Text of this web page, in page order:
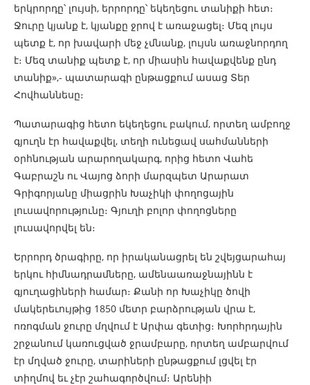
երկրորդը՝ լույսի, երրորդը՝ եկեղեցու տանիքի հետ։
Ջուրը կյանք է, կյանքը ջրով է առաջացել։ Մեզ լույս
պետք է, որ խավարի մեջ չմնանք, լույսն առաջնորդող
է։ Մեզ տանիք պետք է, որ միասին հավաքվենք ընդ
տանիք»,- պատարագի ընթացքում ասաց Տեր
Հովհաննեսը։
Պատարագից հետո եկեղեցու բակում, որտեղ ամբողջ
գյուղն էր հավաքվել, տեղի ունեցավ սահմանների
օրհնության արարողակարգ, որից հետո Վահե
Գաբրաշն ու Վայոց ձորի մարզպետ Արարատ
Գրիգորյանը միացրին Խաչիկի փողոցային
լուսավորությունը։ Գյուղի բոլոր փողոցները
լուսավորվել են։
Երրորդ ծրագիրը, որ իրականացրել են շվեյցարահայ
երկու հիմնադրամները, ամենաառաջնայինն է
գյուղացիների համար։ Քանի որ Խաչիկը ծովի
մակերեւույթից 1850 մետր բարձրության վրա է,
ոռոգման ջուրը մղվում է Արփա գետից։ Խորհրդային
շրջանում կառուցված ջրամբարը, որտեղ ամբարվում
էր մղված ջուրը, տարիների ընթացքում լցվել էր
տիղմով եւ չէր շահագործվում։ Արենիի